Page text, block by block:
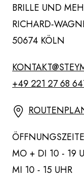
BRILLE UND
RICHARD-
50674 KÖLN
+49 221 27 68
MO + DI 10 - 19
MI 10 - 15 UHR